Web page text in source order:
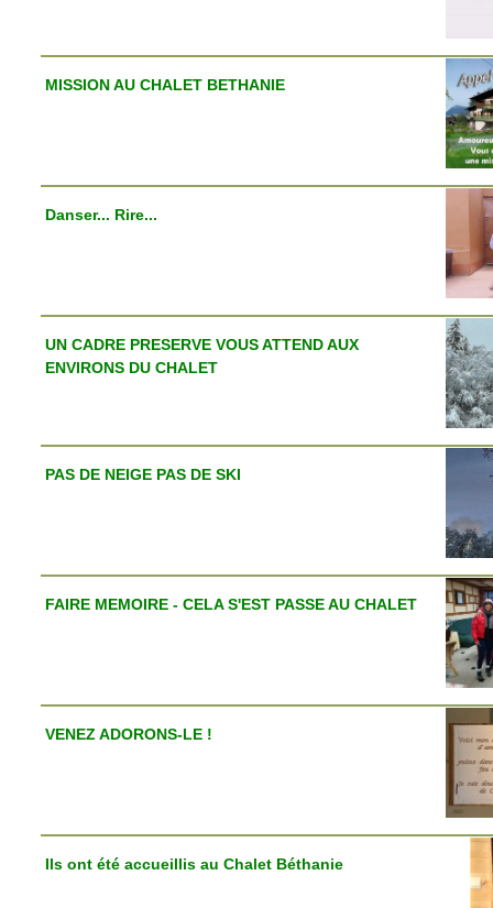
MISSION AU CHALET BETHANIE
Danser... Rire...
UN CADRE PRESERVE VOUS ATTEND AUX
ENVIRONS DU CHALET
PAS DE NEIGE PAS DE SKI
FAIRE MEMOIRE - CELA S'EST PASSE AU CHALET
VENEZ ADORONS-LE !
Ils ont été accueillis au Chalet Béthanie